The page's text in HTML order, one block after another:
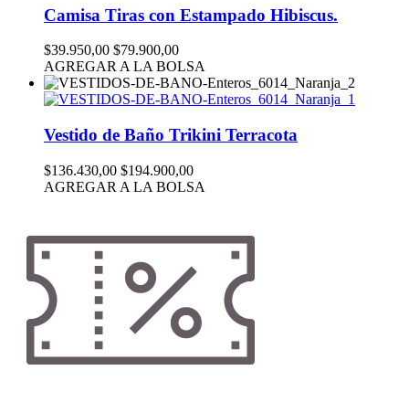
Camisa Tiras con Estampado Hibiscus.
$39.950,00 $79.900,00
AGREGAR A LA BOLSA
Vestido de Baño Trikini Terracota
$136.430,00 $194.900,00
AGREGAR A LA BOLSA